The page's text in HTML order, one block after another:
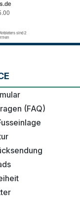
(FAQ)